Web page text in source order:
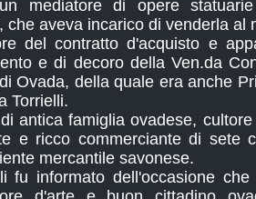
mediatore di opere
che aveva incarico di venderla al
del contratto d'acquisto e
e di decoro della Ven.da
Ovada, della quale era anche
Torrielli.
antica famiglia ovadese,
e ricco commerciante di sete
mercantile savonese.
fu informato dell'occasione